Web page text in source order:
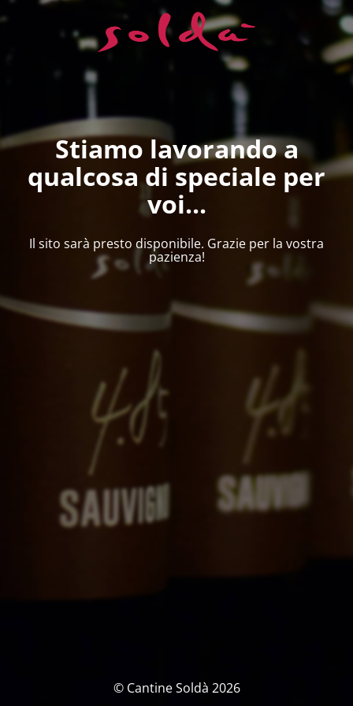
Stiamo lavorando a
qualcosa di speciale per
voi...
Il sito sarà presto disponibile. Grazie per la vostra
pazienza!
© Cantine Soldà 2026